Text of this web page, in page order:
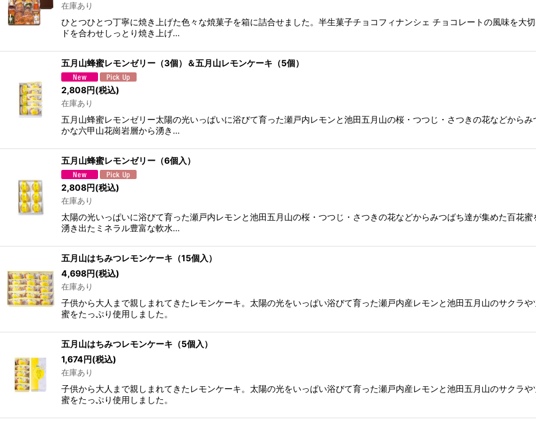
在庫あり
ひとつひとつ丁寧に焼き上げた色々な焼菓子を箱に詰合せました。半生菓子チョコフィナンシェ チョコレートの風味を大
ドを合わせしっとり焼き上げ…
五月山蜂蜜レモンゼリー（3個）＆五月山レモンケーキ（5個）
2,808円(税込)
在庫あり
五月山蜂蜜レモンゼリー太陽の光いっぱいに浴びて育った瀬戸内レモンと池田五月山の桜・つつじ・さつきの花などから
かな六甲山花崗岩層から湧き…
五月山蜂蜜レモンゼリー（6個入）
2,808円(税込)
在庫あり
太陽の光いっぱいに浴びて育った瀬戸内レモンと池田五月山の桜・つつじ・さつきの花などからみつばち達が集めた百花
湧き出たミネラル豊富な軟水…
五月山はちみつレモンケーキ（15個入）
4,698円(税込)
在庫あり
子供から大人まで親しまれてきたレモンケーキ。太陽の光をいっぱい浴びて育った瀬戸内産レモンと池田五月山のサクラ
蜜をたっぷり使用しました。
五月山はちみつレモンケーキ（5個入）
1,674円(税込)
在庫あり
子供から大人まで親しまれてきたレモンケーキ。太陽の光をいっぱい浴びて育った瀬戸内産レモンと池田五月山のサクラ
蜜をたっぷり使用しました。